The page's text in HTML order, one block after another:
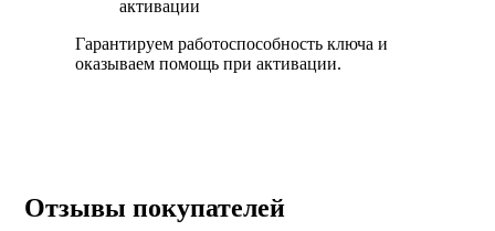
активации
Гарантируем работоспособность ключа и
оказываем помощь при активации.
Отзывы покупателей